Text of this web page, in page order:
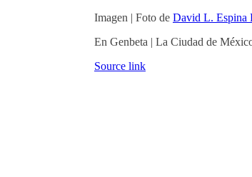
Imagen | Foto de David L. Espina
En Genbeta | La Ciudad de
Source link